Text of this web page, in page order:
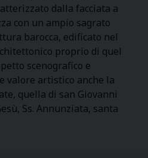
dalla facciata a
con un ampio sagrato
barocca, edificato nel
proprio di quel
scenografico e
valore artistico anche la
quella di san Giovanni
Ss. Annunziata, santa